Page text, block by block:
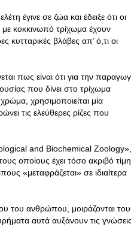
έγινε σε ζώα και έδειξε ότι οι
με κοκκινωπό τρίχωμα έχουν
κυτταρικές βλάβες απ’ ό,τι οι
πως είναι ότι για την
που δίνει στο τρίχωμα
χρησιμοποιείται μία
τις ελεύθερες ρίζες που
and Biochemical Zoology»,
οποίους έχει τόσο ακριβό
«μεταφράζεται» σε ιδιαίτερα
του ανθρώπου, μοιράζονται
αυτά αυξάνουν τις